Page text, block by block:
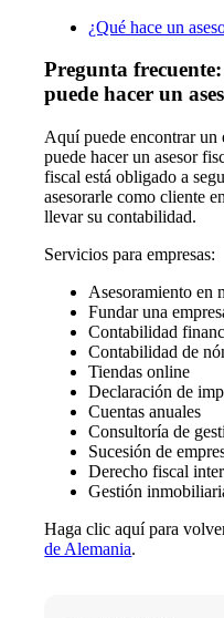
¿Qué hace un
Pregunta
puede hacer un
Aquí puede encontrar un
puede hacer un asesor
fiscal está obligado a
asesorarle como cliente
llevar su contabilidad.
Servicios para empresas:
Asesoramiento en
Fundar una
Contabilidad
Contabilidad de
Tiendas online
Declaración de
Cuentas anuales
Consultoría de
Sucesión de
Derecho fiscal
Gestión
Haga clic aquí para
de Alemania.